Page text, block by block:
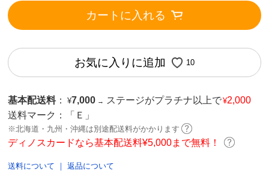
カートに入れる
お気に入りに追加 10
基本配送料 ： ¥7,000 → ステージがプラチナ以上で¥2,000
送料マーク：
「Ｅ」
※北海道・九州・沖縄は別途配送料がかかります
ディノスカードなら基本配送料¥5,000まで無料！
送料について ｜返品について